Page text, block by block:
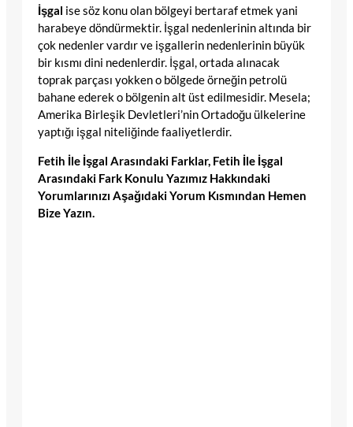
İşgal ise söz konu olan bölgeyi bertaraf etmek yani
harabeye döndürmektir. İşgal nedenlerinin altında bir
çok nedenler vardır ve işgallerin nedenlerinin büyük
bir kısmı dini nedenlerdir. İşgal, ortada alınacak
toprak parçası yokken o bölgede örneğin petrolü
bahane ederek o bölgenin alt üst edilmesidir. Mesela;
Amerika Birleşik Devletleri’nin Ortadoğu ülkelerine
yaptığı işgal niteliğinde faaliyetlerdir.
Fetih İle İşgal Arasındaki Farklar, Fetih İle İşgal
Arasındaki Fark Konulu Yazımız Hakkındaki
Yorumlarınızı Aşağıdaki Yorum Kısmından Hemen
Bize Yazın.